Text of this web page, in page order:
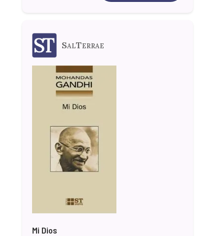
SalTerrae
Mi Dios